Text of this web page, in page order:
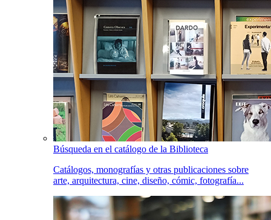
Búsqueda en el catálogo de la Biblioteca
Catálogos, monografías y otras publicaciones sobre
arte, arquitectura, cine, diseño, cómic, fotografía...